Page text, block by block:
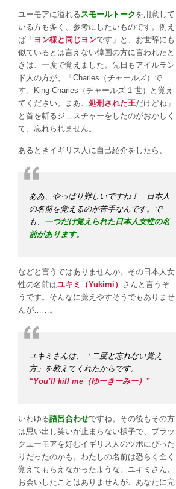
ユーモアに溢れる スモールトークを用意して
いる方も多く、参考にしたいものです。例え
ば「 ヨン様と同じヨンです」と、お世辞にも
似ているとは言えない韓国の方に言われたと
きは、一度で覚えました。先日もアイルラン
ド人の方が、「Charles（チャールズ）で
す。King Charles（チャールズ 1 世）と覚え
てください。まあ、 処刑された王だけどね」
と首を斬るジェスチャーをしたのがおかしく
て、忘れられません。
あるときイギリス人に自己紹介をしたら、
ああ、やっぱり難しいですね！ 日本人
の名前を覚えるのが苦手なんです。で
も、 一つだけ覚えられた日本人女性の名
前があります。
などと言うではありませんか。その日本人女
性の名前はユキミ（Yukimi） さんと言うそ
うです。そんなに覚えやすそうでもありませ
んが……。
ユキミさんは、「二度と忘れない覚え
方」を教えてくれたからです。
“You’ll kill me（ゆーきーみー）”
いわゆる語呂合わせですね。その後もその方
は思い出し笑いが止まらない様子で、ブラッ
クユーモアを好むイギリス人のツボにぴった
りだったのかも。わたしの名前は恐らく全く
覚えてもらえなかったような。ユキミさん、
お会いしたことはありませんが、あなたに完